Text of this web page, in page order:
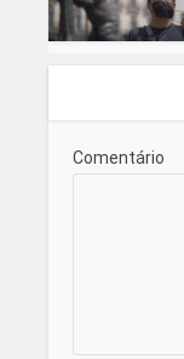
Comentário